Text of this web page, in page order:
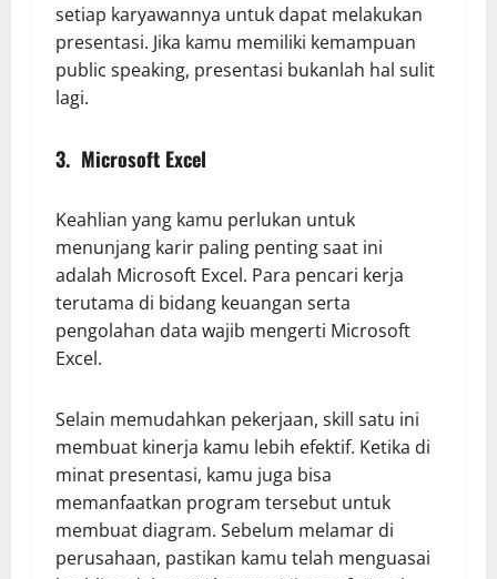
setiap karyawannya untuk dapat melakukan
presentasi. Jika kamu memiliki kemampuan
public speaking, presentasi bukanlah hal sulit
lagi.
3. Microsoft Excel
Keahlian yang kamu perlukan untuk
menunjang karir paling penting saat ini
adalah Microsoft Excel. Para pencari kerja
terutama di bidang keuangan serta
pengolahan data wajib mengerti Microsoft
Excel.
Selain memudahkan pekerjaan, skill satu ini
membuat kinerja kamu lebih efektif. Ketika di
minat presentasi, kamu juga bisa
memanfaatkan program tersebut untuk
membuat diagram. Sebelum melamar di
perusahaan, pastikan kamu telah menguasai